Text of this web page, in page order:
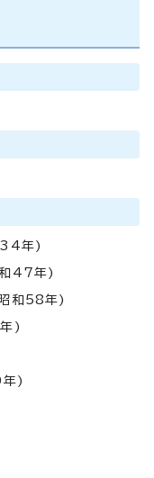
34年)
和47年)
和58年)
)
年)